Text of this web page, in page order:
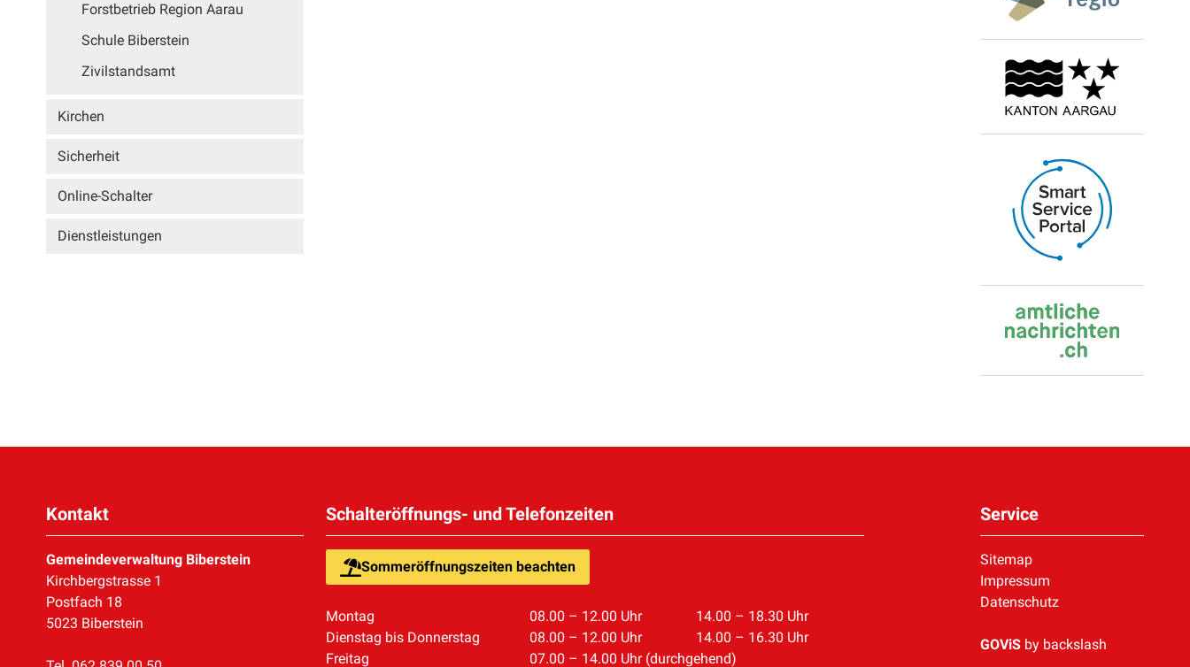
Forstbetrieb Region Aarau
Schule Biberstein
Zivilstandsamt
Kirchen
Sicherheit
Online-Schalter
Dienstleistungen
Kontakt
Gemeindeverwaltung Biberstein
Kirchbergstrasse 1
Postfach 18
5023 Biberstein
Schalteröffnungs- und Telefonzeiten
Sommeröffnungszeiten beachten
Montag 08.00 – 12.00 Uhr
14.00 – 18.30 Uhr
Dienstag bis Donnerstag
08.00 – 12.00 Uhr
14.00 – 16.30 Uhr
Freitag
07.00 – 14.00 Uhr (durchgehend)
Service
Sitemap
Impressum
Datenschutz
GOViSby backslash